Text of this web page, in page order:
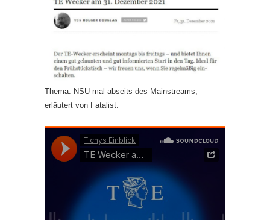
Thema: NSU mal abseits des Mainstreams,
erläutert von Fatalist.